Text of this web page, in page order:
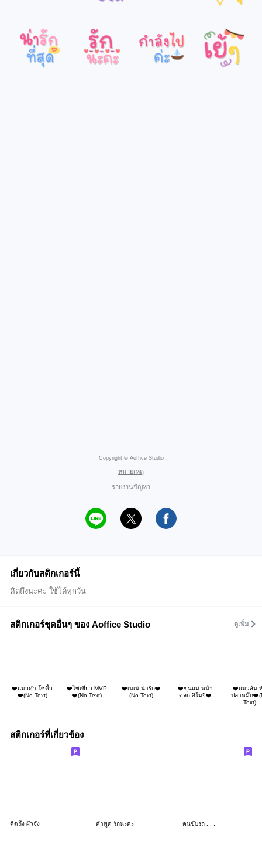
Copyright © Aoffice Studio
หมายเหตุ
รายงานปัญหา
เกี่ยวกับสติกเกอร์นี้
คิดถึงนะคะ ใช้ได้ทุกวัน
สติกเกอร์ชุดอื่นๆ ของ Aoffice Studio ดูเพิ่ม
❤️แมวดำ โซคิ้ว
❤️(No Text)
❤️ไข่เขียว MVP
❤️(No Text)
❤️เนเน่ น่ารัก❤️
(No Text)
❤️ขุ่นแม่ หน้า
ตลก อิโมจิ❤️
❤️แมวส้ม
ปลาหมึก
Text)
สติกเกอร์ที่เกี่ยวข้อง
คิดถึง ผัวจัง คำพูด รักนะคะ คนขับรถ . . .